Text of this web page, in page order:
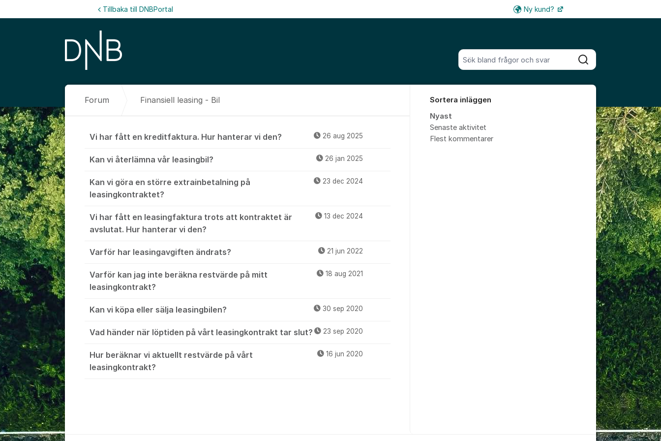
Sök bland alla inlägg
Sök
Tillbaka till DNBPortal Ny kund? Fler supportlänkar
Forum Finansiell leasing - Bil
Finansiell leasing - Bil
Vi har fått en kreditfaktura. Hur hanterar vi den? 26 aug 2025
Kan vi återlämna vår leasingbil? 26 jan 2025
Kan vi göra en större extrainbetalning på
leasingkontraktet?
23 dec 2024
Vi har fått en leasingfaktura trots att kontraktet är
avslutat. Hur hanterar vi den?
13 dec 2024
Varför har leasingavgiften ändrats? 21 jun 2022
Varför kan jag inte beräkna restvärde på mitt
leasingkontrakt?
18 aug 2021
Kan vi köpa eller sälja leasingbilen? 30 sep 2020
Vad händer när löptiden på vårt leasingkontrakt tar slut? 23 sep 2020
Hur beräknar vi aktuellt restvärde på vårt
leasingkontrakt?
16 jun 2020
Sortera inläggen
Nyast
Senaste aktivitet
Flest kommentarer